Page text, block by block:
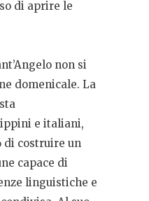
di aprire le
non si
domenicale. La
e italiani,
di costruire un
capace di
linguistiche e